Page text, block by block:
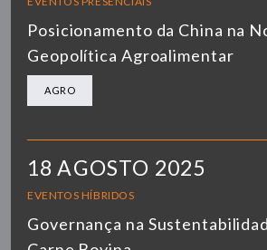
Posicionamento da China na
Geopolítica Agroalimentar
AGRO
18 AGOSTO 2025
EVENTOS HÍBRIDOS
Governança na